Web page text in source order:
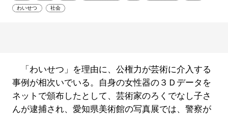
わいせつ 社会
「わいせつ」を理由に、公権力が芸術に介入する
事例が相次いでいる。自身の女性器の３Ｄデータを
ネットで頒布したとして、芸術家のろくでなし子さ
んが逮捕され、愛知県美術館の写真展では、警察が